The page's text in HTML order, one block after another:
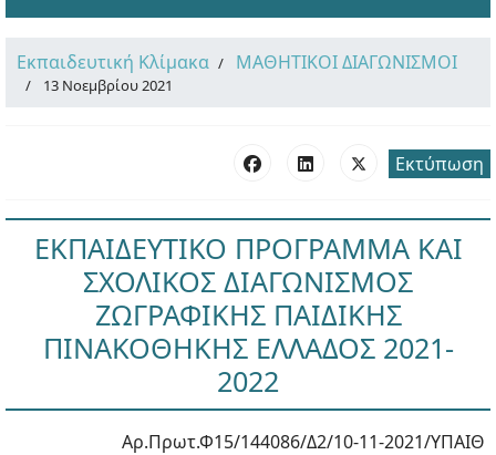
Εκπαιδευτική Κλίμακα ΜΑΘΗΤΙΚΟΙ ΔΙΑΓΩΝΙΣΜΟΙ
13 Νοεμβρίου 2021
Εκτύπωση
ΕΚΠΑΙΔΕΥΤΙΚΟ ΠΡΟΓΡΑΜΜΑ ΚΑΙ
ΣΧΟΛΙΚΟΣ ΔΙΑΓΩΝΙΣΜΟΣ
ΖΩΓΡΑΦΙΚΗΣ ΠΑΙΔΙΚΗΣ
ΠΙΝΑΚΟΘΗΚΗΣ ΕΛΛΑΔΟΣ 2021-
2022
Αρ.Πρωτ.Φ15/144086/Δ2/10-11-2021/ΥΠΑΙΘ